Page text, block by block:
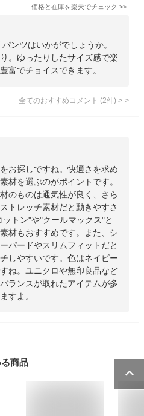
価格と在庫を楽天でチェック >>
ンツはいかがでしょうか。
。ゆったりしたサイズ感で楽
富でチョイスできます。
全てのおすすめコメント (2件) >
お探しですね。快適さを求め
材を選ぶのがポイントです。
のものは通気性が良く、さら
トレッチ素材だと動きやすさ
トン"や"クールマックス"と
材もおすすめです。また、シ
パードやスリムフィットだと
しやすいです。色はネイビー
ね。ユニクロや無印良品など
ランスが取れたアイテムが多
すよ。
商品